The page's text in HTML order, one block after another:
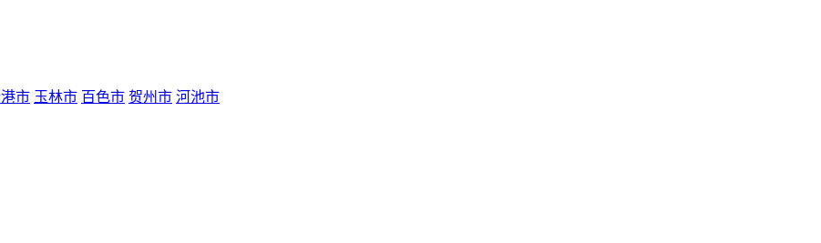
市 玉林市 百色市 贺州市 河池市